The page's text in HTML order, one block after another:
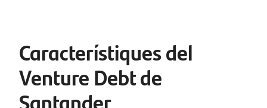
Característiques del
Venture Debt de
Santander